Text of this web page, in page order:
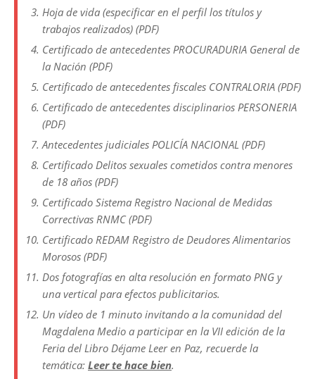
Hoja de vida (especificar en el perfil los títulos y
trabajos realizados) (PDF)
Certificado de antecedentes PROCURADURIA General de
la Nación (PDF)
Certificado de antecedentes fiscales CONTRALORIA (PDF)
Certificado de antecedentes disciplinarios PERSONERIA
(PDF)
Antecedentes judiciales POLICÍA NACIONAL (PDF)
Certificado Delitos sexuales cometidos contra menores
de 18 años (PDF)
Certificado Sistema Registro Nacional de Medidas
Correctivas RNMC (PDF)
Certificado REDAM Registro de Deudores Alimentarios
Morosos (PDF)
Dos fotografías en alta resolución en formato PNG y
una vertical para efectos publicitarios.
Un vídeo de 1 minuto invitando a la comunidad del
Magdalena Medio a participar en la VII edición de la
Feria del Libro Déjame Leer en Paz, recuerde la
temática: Leer te hace bien.